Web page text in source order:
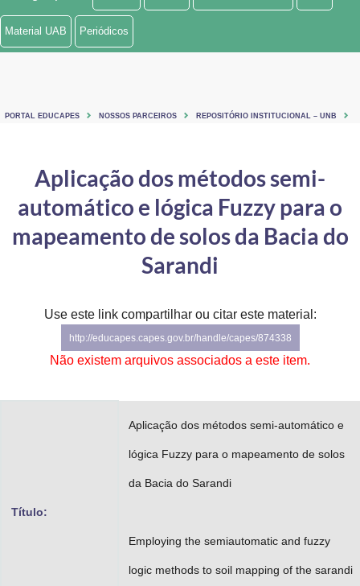
Ministério de Minas e Energia
Controladoria-Geral da União
Ministério da Mulher, da Família e dos Direitos Humanos
Gabinete de Segurança Institucional
Material UAB Periódicos
PORTAL EDUCAPES NOSSOS PARCEIROS REPOSITÓRIO INSTITUCIONAL – UNB
Aplicação dos métodos semi-
automático e lógica Fuzzy para o
mapeamento de solos da Bacia do
Sarandi
Use este link compartilhar ou citar este material:
http://educapes.capes.gov.br/handle/capes/874338
Não existem arquivos associados a este item.
Título:
Aplicação dos métodos semi-automático e
lógica Fuzzy para o mapeamento de solos
da Bacia do Sarandi
Employing the semiautomatic and fuzzy
logic methods to soil mapping of the sarandi